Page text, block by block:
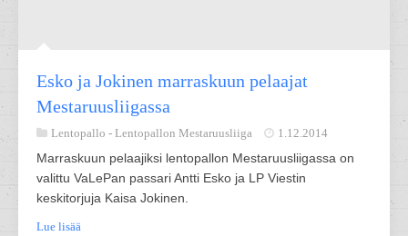
Esko ja Jokinen marraskuun pelaajat
Mestaruusliigassa
Lentopallo - Lentopallon Mestaruusliiga 1.12.2014
Marraskuun pelaajiksi lentopallon Mestaruusliigassa on
valittu VaLePan passari Antti Esko ja LP Viestin
keskitorjuja Kaisa Jokinen.
Lue lisää